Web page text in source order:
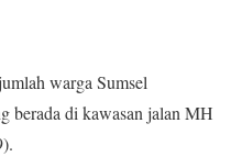
warga Sumsel
berada di kawasan jalan MH